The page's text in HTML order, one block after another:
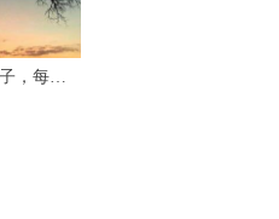
关于青春励志的长句子，每一句话都振奋人心！